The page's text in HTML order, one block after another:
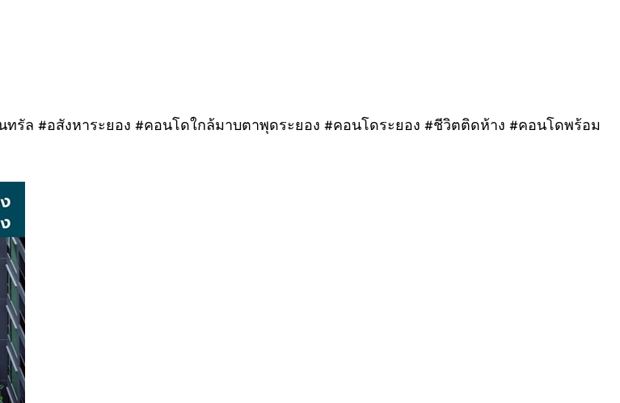
รัล #อสังหาระยอง #คอนโดใกล้มาบตาพุดระยอง #คอนโดระยอง #ชีวิตติดห้าง #คอนโดพร้อม